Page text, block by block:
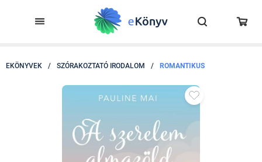
EKÖNYVEK / SZÓRAKOZTATÓ IRODALOM / ROMANTIKUS